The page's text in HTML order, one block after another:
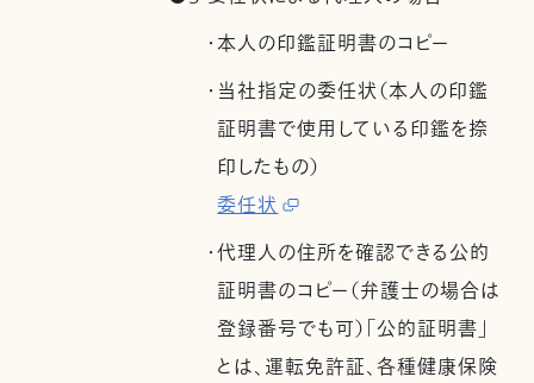
・本人の印鑑証明書のコピー
・当社指定の委任状（本人の印鑑
証明書で使用している印鑑を捺
印したもの）
委任状
・代理人の住所を確認できる公的
証明書のコピー（弁護士の場合は
登録番号でも可）「公的証明書」
とは、運転免許証、各種健康保険